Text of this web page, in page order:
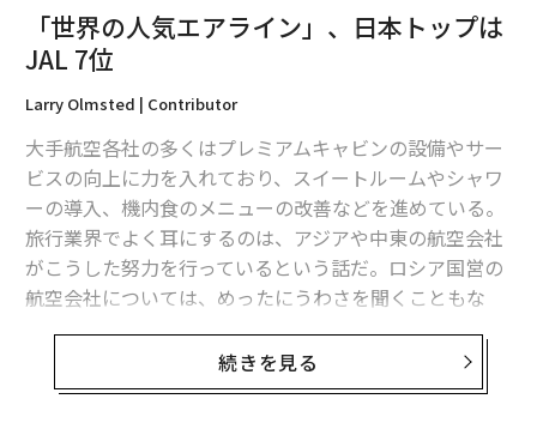
「世界の人気エアライン」、日本トップは
JAL 7位
Larry Olmsted | Contributor
大手航空各社の多くはプレミアムキャビンの設備やサー
ビスの向上に力を入れており、スイートルームやシャワ
ーの導入、機内食のメニューの改善などを進めている。
旅行業界でよく耳にするのは、アジアや中東の航空会社
がこうした努力を行っているという話だ。ロシア国営の
航空会社については、めったにうわさを聞くこともな
い。
だが、旅行サイトのトリップアドバイザーがこのほど発
続きを見る